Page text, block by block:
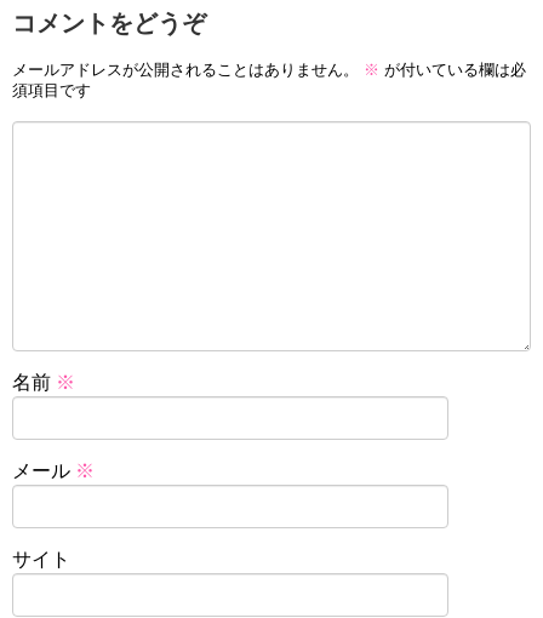
コメントをどうぞ
メールアドレスが公開されることはありません。 ※ が付いている欄は必
須項目です
名前 ※
メール ※
サイト